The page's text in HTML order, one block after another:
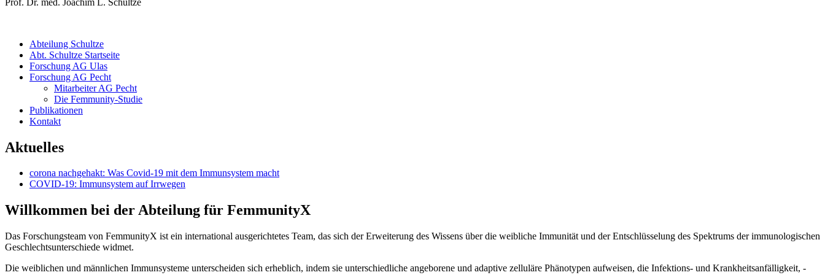
Abteilung Schultze
Abt. Schultze Startseite
Forschung AG Ulas
Forschung AG Pecht
Mitarbeiter AG Pecht
Die Femmunity-Studie
Publikationen
Kontakt
Aktuelles
corona nachgehakt: Was Covid-19 mit dem Immunsystem macht
COVID-19: Immunsystem auf Irrwegen
Willkommen bei der Abteilung für FemmunityX
Das Forschungsteam von FemmunityX ist ein international ausgerichtetes Team, das sich der Erweiterung des Wissens über die weibliche Immunität und der Entschlüsselung des Spektrums der immunologischen
Geschlechtsunterschiede widmet.
Die weiblichen und männlichen Immunsysteme unterscheiden sich erheblich, indem sie unterschiedliche angeborene und adaptive zelluläre Phänotypen aufweisen, die Infektions- und Krankheitsanfälligkeit, -